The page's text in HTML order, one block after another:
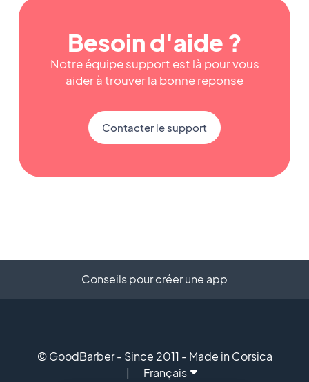
Besoin d'aide ?
Notre équipe support est là pour vous
aider à trouver la bonne reponse
Contacter le support
Conseils pour créer une app
© GoodBarber - Since 2011 - Made in Corsica
Français